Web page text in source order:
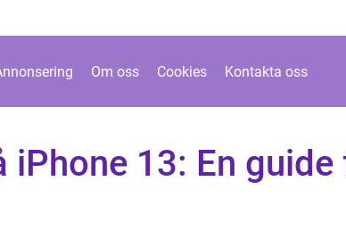
Om oss Cookies Kontakta oss
iPhone 13: En guide